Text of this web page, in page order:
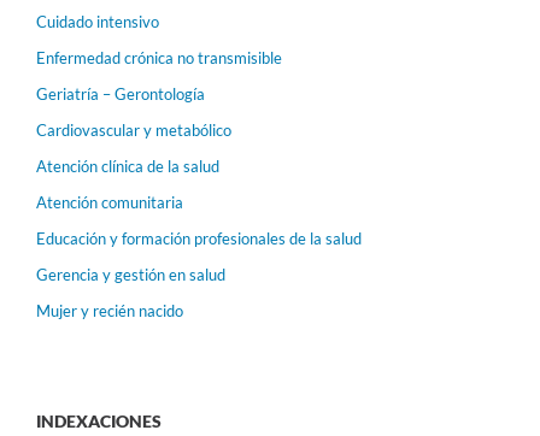
Cuidado intensivo
Enfermedad crónica no transmisible
Geriatría – Gerontología
Cardiovascular y metabólico
Atención clínica de la salud
Atención comunitaria
Educación y formación profesionales de la salud
Gerencia y gestión en salud
Mujer y recién nacido
INDEXACIONES